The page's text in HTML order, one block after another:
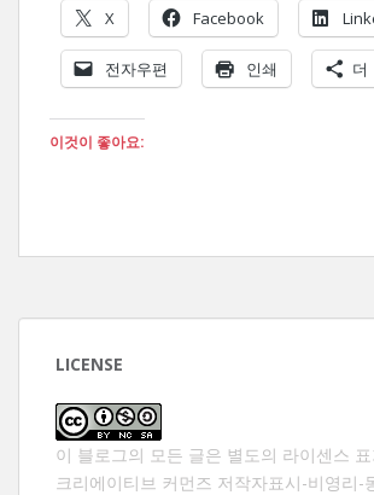
X Facebook
전자우편 인쇄 더
이것이 좋아요:
LICENSE
이 블로그의 모든 글은 별도의 라이센스
크리에이티브 커먼즈 저작자표시-비영리-